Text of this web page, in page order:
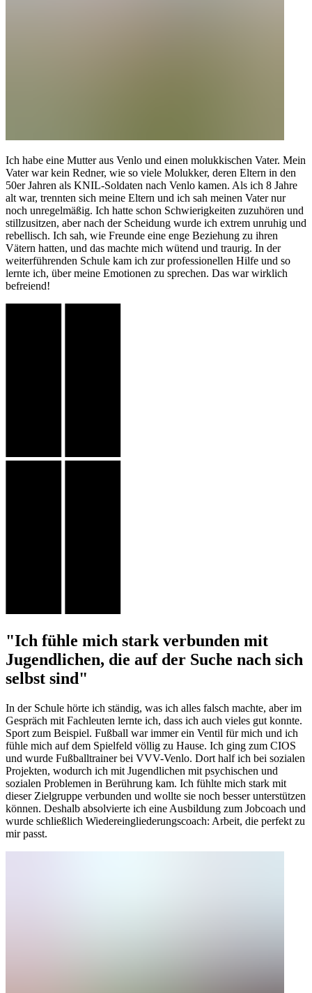
Ich habe eine Mutter aus Venlo und einen molukkischen Vater. Mein
Vater war kein Redner, wie so viele Molukker, deren Eltern in den
50er Jahren als KNIL-Soldaten nach Venlo kamen. Als ich 8 Jahre
alt war, trennten sich meine Eltern und ich sah meinen Vater nur
noch unregelmäßig. Ich hatte schon Schwierigkeiten zuzuhören und
stillzusitzen, aber nach der Scheidung wurde ich extrem unruhig und
rebellisch. Ich sah, wie Freunde eine enge Beziehung zu ihren
Vätern hatten, und das machte mich wütend und traurig. In der
weiterführenden Schule kam ich zur professionellen Hilfe und so
lernte ich, über meine Emotionen zu sprechen. Das war wirklich
befreiend!
"Ich fühle mich stark verbunden mit
Jugendlichen, die auf der Suche nach sich
selbst sind"
In der Schule hörte ich ständig, was ich alles falsch machte, aber im
Gespräch mit Fachleuten lernte ich, dass ich auch vieles gut konnte.
Sport zum Beispiel. Fußball war immer ein Ventil für mich und ich
fühle mich auf dem Spielfeld völlig zu Hause. Ich ging zum CIOS
und wurde Fußballtrainer bei VVV-Venlo. Dort half ich bei sozialen
Projekten, wodurch ich mit Jugendlichen mit psychischen und
sozialen Problemen in Berührung kam. Ich fühlte mich stark mit
dieser Zielgruppe verbunden und wollte sie noch besser unterstützen
können. Deshalb absolvierte ich eine Ausbildung zum Jobcoach und
wurde schließlich Wiedereingliederungscoach: Arbeit, die perfekt zu
mir passt.